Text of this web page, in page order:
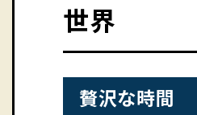
世界
贅沢な時間